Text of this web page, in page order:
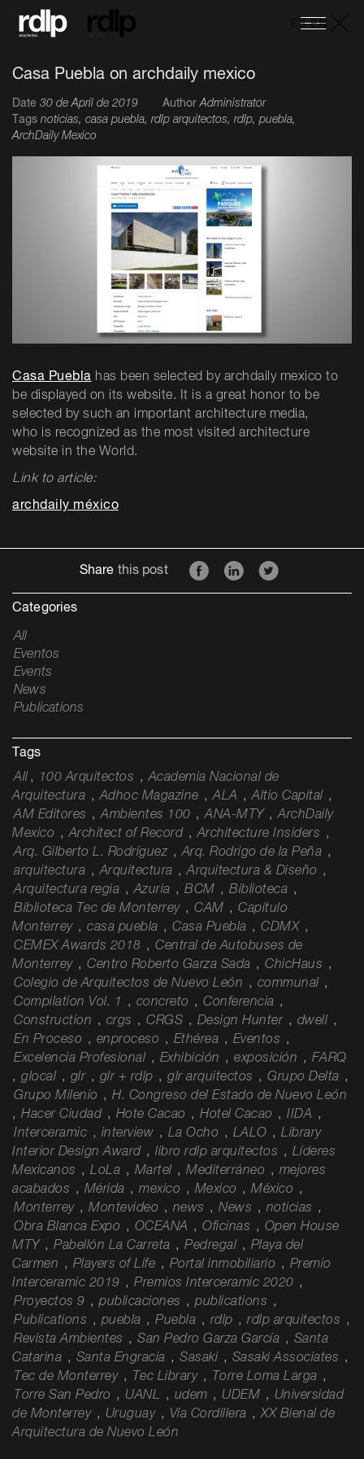
ES-EN
Casa Puebla on archdaily mexico
Date 30 de April de 2019 AuthorAdministrator
Tags noticias, casa puebla, rdlp arquitectos, rdlp, puebla,
ArchDaily Mexico
Casa Puebla has been selected by archdaily mexico to
be displayed on its website.
It is a great honor to be
selected by such an important architecture media,
who is recognized as the most visited architecture
website in the World.
Link to article:
archdaily méxico
Share this post
Categories
All
Eventos
Events
News
Publications
Tags
All , 100 Arquitectos , Academia Nacional de
Arquitectura , Adhoc Magazine , ALA , Altio Capital ,
AM Editores , Ambientes 100 , ANA-MTY , ArchDaily
Mexico , Architect of Record , Architecture Insiders ,
Arq. Gilberto L. Rodríguez , Arq. Rodrigo de la Peña ,
arquitectura , Arquitectura , Arquitectura & Diseño ,
Arquitectura regia , Azuria , BCM , Biblioteca ,
Biblioteca Tec de Monterrey , CAM , Capítulo
Monterrey , casa puebla , Casa Puebla , CDMX ,
CEMEX Awards 2018 , Central de Autobuses de
Monterrey , Centro Roberto Garza Sada , ChicHaus ,
Colegio de Arquitectos de Nuevo León , communal ,
Compilation Vol. 1
, concreto , Conferencia ,
Construction , crgs , CRGS , Design Hunter , dwell ,
En Proceso , enproceso , Ethérea , Eventos ,
Excelencia Profesional , Exhibición , exposición , FARQ
, glocal , glr , glr + rdlp , glr arquitectos , Grupo Delta ,
Grupo Milenio , H. Congreso del Estado de Nuevo León
, Hacer Ciudad , Hote Cacao , Hotel Cacao , IIDA ,
Interceramic , interview , La Ocho , LALO , Library
Interior Design Award , libro rdlp arquitectos , Líderes
Mexicanos , LoLa , Martel , Mediterráneo , mejores
acabados , Mérida , mexico , Mexico , México ,
Monterrey , Montevideo , news , News , noticias ,
Obra Blanca Expo , OCEANA , Oficinas , Open House
MTY , Pabellón La Carreta , Pedregal , Playa del
Carmen , Players of Life , Portal inmobiliario , Premio
Interceramic 2019 , Premios Interceramic 2020 ,
Proyectos 9 , publicaciones , publications ,
Publications , puebla , Puebla , rdlp , rdlp arquitectos ,
Revista Ambientes , San Pedro Garza García , Santa
Catarina , Santa Engracia , Sasaki , Sasaki Associates ,
Tec de Monterrey , Tec Library , Torre Loma Larga ,
Torre San Pedro , UANL , udem , UDEM , Universidad
de Monterrey , Uruguay , Vía Cordillera , XX Bienal de
Arquitectura de Nuevo León